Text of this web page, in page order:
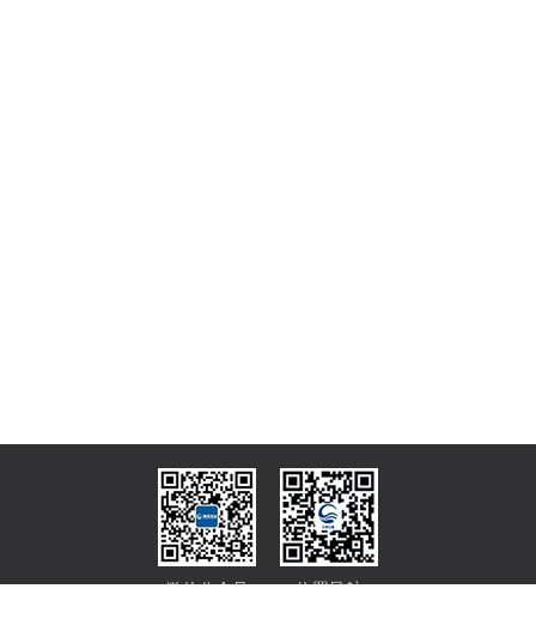
微信公众号 位置导航